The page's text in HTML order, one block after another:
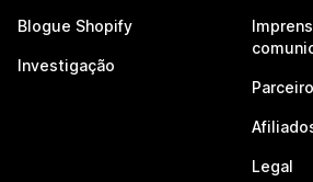
Blogue Shopify
Investigação
Legal